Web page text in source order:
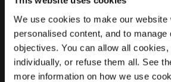
We use cookies to make our
personalised content, and to manage
objectives. You can allow all
individually, or refuse them all. See
more information on how we use
Standort
9404